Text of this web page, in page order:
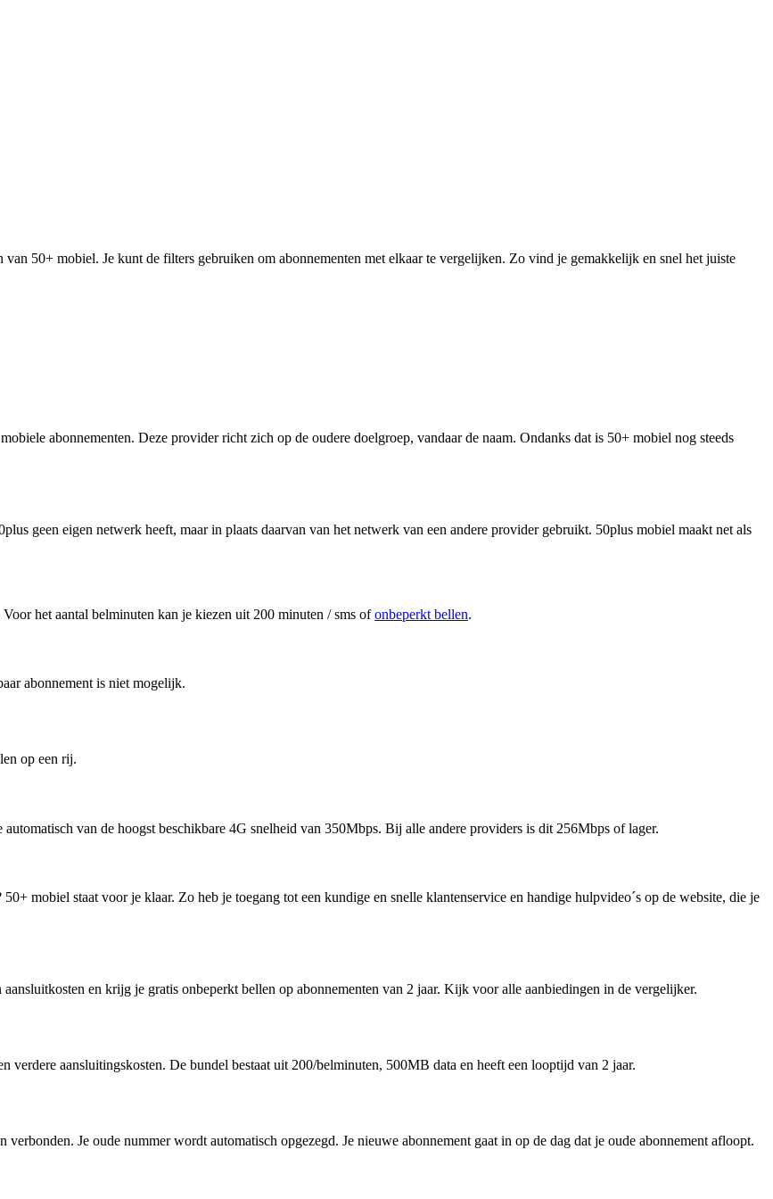
50+ mobiel. Je kunt de filters gebruiken om abonnementen met elkaar te vergelijken. Zo vind je gemakkelijk en snel het juiste
abonnementen. Deze provider richt zich op de oudere doelgroep, vandaar de naam. Ondanks dat is 50+ mobiel nog steeds
geen eigen netwerk heeft, maar in plaats daarvan van het netwerk van een andere provider gebruikt. 50plus mobiel maakt net als
het aantal belminuten kan je kiezen uit 200 minuten / sms ofonbeperkt bellen.
abonnement is niet mogelijk.
op een rij.
van de hoogst beschikbare 4G snelheid van 350Mbps. Bij alle andere providers is dit 256Mbps of lager.
mobiel staat voor je klaar. Zo heb je toegang tot een kundige en snelle klantenservice en handige hulpvideo´s op de website, die je
en krijg je gratis onbeperkt bellen op abonnementen van 2 jaar. Kijk voor alle aanbiedingen in de vergelijker.
verdere aansluitingskosten. De bundel bestaat uit 200/belminuten, 500MB data en heeft een looptijd van 2 jaar.
Je oude nummer wordt automatisch opgezegd. Je nieuwe abonnement gaat in op de dag dat je oude abonnement afloopt.